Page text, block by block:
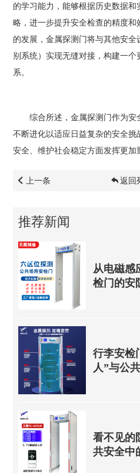
的学习能力，能够根据历史数据
略，进一步提升安全检查的精度
的发展，金属探测门将与其他安
别系统）实现无缝对接，构建一
系。
综合所述，金属探测门作为安
不断进化以适应日益复杂的安全
安全、维护社会稳定方面发挥更加
上一条 返回
推荐新闻
从电磁感
检门的安
行李安检
人”与公
看不见的
共安全中